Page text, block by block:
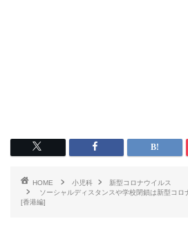
HOME 小児科
新型コロナウイルス
ソーシャルディスタンスや学校閉鎖は新型コロ
[香港編]